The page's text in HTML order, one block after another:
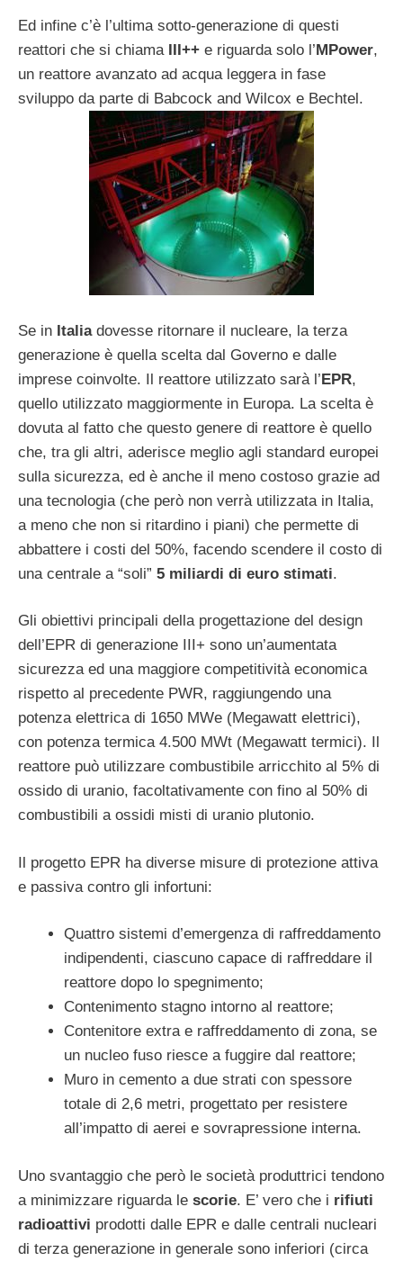
Ed infine c’è l’ultima sotto-generazione di questi
reattori che si chiama
III++ e riguarda solo l’ MPower,
un reattore avanzato ad acqua leggera in fase
sviluppo da parte di Babcock and Wilcox e Bechtel.
Se in Italia dovesse ritornare il nucleare, la terza
generazione è quella scelta dal Governo e dalle
imprese coinvolte. Il reattore utilizzato sarà l’EPR,
quello utilizzato maggiormente in Europa. La scelta è
dovuta al fatto che questo genere di reattore è quello
che, tra gli altri, aderisce meglio agli standard europei
sulla sicurezza, ed è anche il meno costoso grazie ad
una tecnologia (che però non verrà utilizzata in Italia,
a meno che non si ritardino i piani) che permette di
abbattere i costi del 50%, facendo scendere il costo di
una centrale a “soli” 5 miliardi di euro stimati.
Gli obiettivi principali della progettazione del design
dell’EPR di generazione III+ sono un’aumentata
sicurezza ed una maggiore competitività economica
rispetto al precedente PWR, raggiungendo una
potenza elettrica di 1650 MWe (Megawatt elettrici),
con potenza termica 4.500 MWt (Megawatt termici). Il
reattore può utilizzare combustibile arricchito al 5% di
ossido di uranio, facoltativamente con fino al 50% di
combustibili a ossidi misti di uranio plutonio.
Il progetto EPR ha diverse misure di protezione attiva
e passiva contro gli infortuni:
Quattro sistemi d’emergenza di raffreddamento
indipendenti, ciascuno capace di raffreddare il
reattore dopo lo spegnimento;
Contenimento stagno intorno al reattore;
Contenitore extra e raffreddamento di zona, se
un nucleo fuso riesce a fuggire dal reattore;
Muro in cemento a due strati con spessore
totale di 2,6 metri, progettato per resistere
all’impatto di aerei e sovrapressione interna.
Uno svantaggio che però le società produttrici tendono
a minimizzare riguarda le scorie. E’ vero che i rifiuti
radioattivi prodotti dalle EPR e dalle centrali nucleari
di terza generazione in generale sono inferiori (circa